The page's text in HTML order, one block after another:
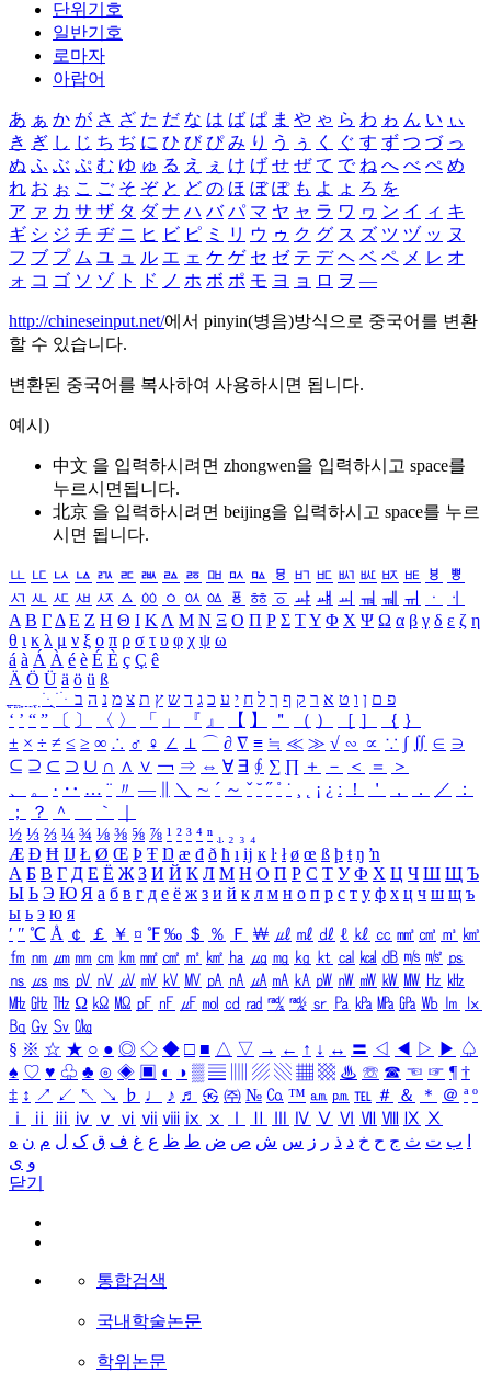
단위기호
일반기호
로마자
아랍어
あ ぁ か が さ ざ た だ な は ば ぱ ま や ゃ ら わ ゎ ん い ぃ
き ぎ し じ ち ぢ に ひ び ぴ み り う ぅ く ぐ す ず つ づ っ
ぬ ふ ぶ ぷ む ゆ ゅ る え ぇ け げ せ ぜ て で ね へ べ ぺ め
れ お ぉ こ ご そ ぞ と ど の ほ ぼ ぽ も よ ょ ろ を
ア ァ カ サ ザ タ ダ ナ ハ バ パ マ ヤ ャ ラ ワ ヮ ン イ ィ キ
ギ シ ジ チ ヂ ニ ヒ ビ ピ ミ リ ウ ゥ ク グ ス ズ ツ ヅ ッ ヌ
フ ブ プ ム ユ ュ ル エ ェ ケ ゲ セ ゼ テ デ ヘ ベ ペ メ レ オ
ォ コ ゴ ソ ゾ ト ド ノ ホ ボ ポ モ ヨ ョ ロ ヲ ―
http://chineseinput.net/에서 pinyin(병음)방식으로 중국어를 변환
할 수 있습니다.
변환된 중국어를 복사하여 사용하시면 됩니다.
예시)
中文 을 입력하시려면 zhongwen을 입력하시고 space를
누르시면됩니다.
北京 을 입력하시려면 beijing을 입력하시고 space를 누르
시면 됩니다.
ㅥ ㅦ ㅧ ㅨ ㅩ ㅪ ㅫ ㅬ ㅭ ㅮ ㅯ ㅰ ㅱ ㅲ ㅳ ㅴ ㅵ ㅶ ㅷ ㅸ
ㅹ
ㅺ ㅻ ㅼ ㅽ ㅾ ㅿ ㆀ ㆁ ㆂ ㆃ ㆄ ㆅ ㆆ ㆇ ㆈ ㆉ ㆊ ㆋ ㆌ ㆍ
ㆎ
Α Β ΓΔ Ε Ζ Η Θ Ι ΚΛ Μ Ν Ξ Ο Π Ρ Σ ΤΥ Φ Χ Ψ Ω α β γ δ ε ζ η
θ ι κ λ μ ν ξ ο π ρ σ τ υ φ χ ψ ω
á à Á À é è É È ç Ç ê
Ä Ö Ü ä ö ü ß
ִֶֹ ֻּ ׁׂ פ ם ן ו ט א ר ק ף ך ל ח י ע כ ג ד ש ץ ת צ מ נ ה ב
‘ ’ “ ” 〔 〕 〈 〉 「 」 『 』 【 】 ＂ （ ） ［ ］ ｛ ｝
± × ÷ ≠ ≤ ≥ ∞ ∴ ♂ ♀ ∠ ⊥ ⌒ ∂ ∇ ≡ ≒ ≪ ≫ √ ∽ ∝ ∵ ∫ ∬ ∈ ∋
⊆ ⊇ ⊂ ⊃ ∪ ∩ ∧ ∨ ￢ ⇒ ⇔ ∀ ∃ ∮ ∑ ∏ ＋ － ＜ ＝
＞
、
。 · ‥ … ¨ 〃 ― ＼ ∼ ´ ～ ˇ ˘ ˝ ˚ ˙ ¸ ¡ ¿ ː ！ ＇ ， ． ／
：
；
？ ＾ ｀
½ ⅓ ⅔ ¼ ¾ ⅛ ⅜ ⅝ ⅞ ¹ ² ³ ⁴ ⁿ ₁ ₂ ₃ ₄
Æ Ð Ħ Ĳ Ł Ø Œ Þ Ŧ Ŋ æ đ ð ħ ı ĳ ĸ ŀ ł ø œ ß þ ŧ ŋ ŉ
А Б В Г Д Е Ё Ж З И Й К Л М Н О П Р С Т У Ф Х Ц Ч Ш Щ Ъ
Ы Ь Э Ю Я а б в г д е ё ж з и й к л м н о п р с т у ф х ц ч ш щ ъ
ы ь э ю я
′ ″ ℃ Å ￠ ￡ ￥ ¤ ℉ ‰ ＄ ％ Ｆ ￦ ㎕ ㎖ ㎗ ℓ ㎘ ㏄ ㎣ ㎤ ㎥ ㎦
㎙ ㎚ ㎛ ㎜ ㎝ ㎞ ㎟ ㎠ ㎡ ㎢ ㏊ ㎍ ㎎ ㎏ ㏏ ㎈ ㎉ ㏈ ㎧ ㎨ ㎰
㎱ ㎲ ㎳ ㎴ ㎵ ㎶ ㎷ ㎸ ㎹ ㎀ ㎁ ㎂ ㎃ ㎄ ㎺ ㎻ ㎽ ㎾ ㎿ ㎐ ㎑
㎒ ㎓ ㎔ Ω ㏀ ㏁ ㎊ ㎋ ㎌ ㏖ ㏅ ㎭ ㎮ ㎯ ㏛ ㎩ ㎪ ㎫ ㎬ ㏝ ㏐
㏓
㏃ ㏉ ㏜ ㏆
§ ※ ☆ ★ ○ ● ◎ ◇ ◆ □ ■ △ ▽ → ← ↑ ↓ ↔ 〓 ◁ ◀ ▷ ▶ ♤
♠ ♡ ♥ ♧ ♣ ⊙ ◈ ▣ ◐ ◑ ▒ ▤ ▨ ▧ ▦ ▩ ♨ ☏ ☎ ☜ ☞ ¶ †
‡ ↕ ↗ ↙ ↖ ↘ ♭ ♩ ♪ ♬ ㉿ ㈜ № ㏇ ™ ㏂ ㏘ ℡ ＃ ＆ ＊ ＠ ª º
ⅰ
ⅱ ⅲ ⅳ ⅴ ⅵ ⅶ ⅷ ⅸ ⅹ Ⅳ Ⅴ Ⅵ Ⅶ Ⅷ Ⅸ Ⅹ
ب ت ث ج ح خ د ذ ر ز س ش ص ض ط ظ ع غ ف ق ک ل م ن ه
و ی
닫기
통합검색
국내학술논문
학위논문